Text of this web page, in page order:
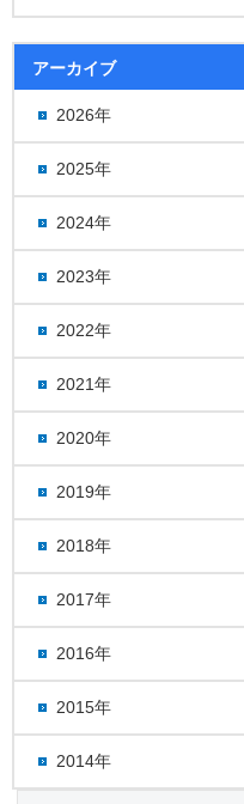
アーカイブ
2026年
2025年
2024年
2023年
2022年
2021年
2020年
2019年
2018年
2017年
2016年
2015年
2014年